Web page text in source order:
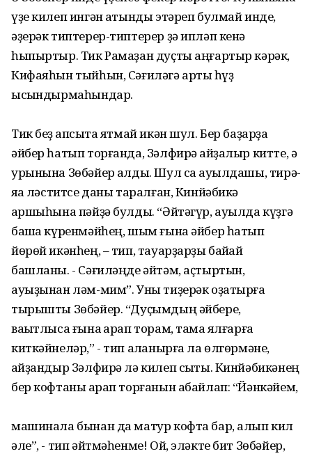
үҙе килеп ингән ҡатынды этәреп булмай инде,
әҙерәк типтерер-типтерер ҙә ипләп кенә
һыпыртыр. Тик Рамаҙан дуҫты аңғартыр кәрәк,
Кифаяһын тыйһын, Сәғиләгә артыҡ һүҙ
ысҡындырмаһындар.
Тик беҙ ҡапсыҡта ятмай икән шул. Бер баҙарҙа
әйбер һатып торғанда, Зәлфирә ҡайҙалыр китте, ә
урынына Зөбәйер ҡалды. Шул саҡ ауылдашы, тирә-
яҡҡа ләститсе даны таралған, Кинйәбикә
ҡаршыһына пәйҙә булды. “Әйтәгүр, ауылда күҙгә
башҡа күренмәйһең, шым ғына әйбер һатып
йөрөй икәнһең, – тип, тауарҙарҙы байҡай
башланы. - Сәғиләңде әйтәм, аҫтыртын,
ауыҙынан ләм-мим”. Уны тиҙерәк оҙатырға
тырышты Зөбәйер. “Дуҫымдың әйбере,
ваҡытлыса ғына ҡарап торам, тамаҡ ялғарға
киткәйнеләр,” - тип аҡланырға ла өлгөрмәне,
ҡайҙандыр Зәлфирә лә килеп сыҡты. Кинйәбикәнең
бер кофтаны ҡарап торғанын абайлап: “Йәнкәйем,
машинала бынан да матур кофта бар, алып кил
әле”, - тип әйтмәһенме! Ой, эләкте бит Зөбәйер,